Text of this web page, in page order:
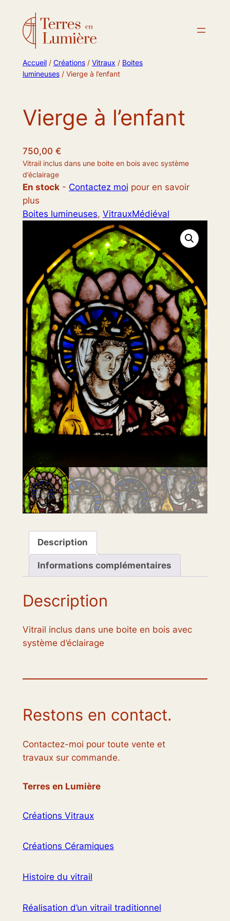
Accueil/ Créations/ Vitraux / Boites
lumineuses/ Vierge à l’enfant
Vierge à l’enfant
750,00 €
Vitrail inclus dans une boite en bois avec système
d’éclairage
En stock- Contactez moi pour en savoir
plus
Boites lumineuses, VitrauxMédiéval
Description
Informations complémentaires
Description
Vitrail inclus dans une boite en bois avec
système d’éclairage
Restons en contact.
Contactez-moi pour toute vente et
travaux sur commande.
Terres en Lumière
Créations Vitraux
Créations Céramiques
Histoire du vitrail
Réalisation d’un vitrail traditionnel